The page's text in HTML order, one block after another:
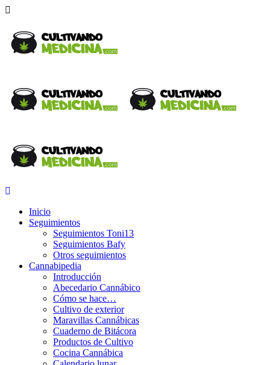
Inicio
Seguimientos
Seguimientos Toni13
Seguimientos Bafy
Otros seguimientos
Cannabipedia
Introducción
Abecedario Cannábico
Cómo se hace…
Cultivo de exterior
Maravillas Cannábicas
Cuaderno de Bitácora
Productos de Cultivo
Cocina Cannábica